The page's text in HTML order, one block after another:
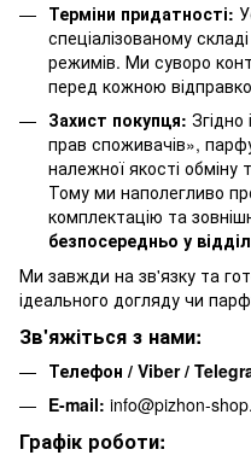
Терміни придатності:
спеціалізованому
режимів. Ми суворо
перед кожною
Захист покупця:
прав споживачів»,
належної якості
Тому ми наполегливо
комплектацію та
безпосередньо у
Ми завжди на зв'язку та
ідеального догляду чи
Зв'яжіться з нами:
Телефон / Viber /
E-mail: info@pizhon-
Графік роботи: